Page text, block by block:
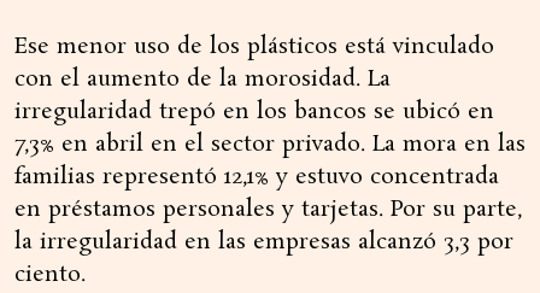
Ese menor uso de los plásticos está vinculado
con el aumento de la morosidad. La
irregularidad trepó en los bancos se ubicó en
7,3% en abril en el sector privado. La mora en las
familias representó 12,1% y estuvo concentrada
en préstamos personales y tarjetas. Por su parte,
la irregularidad en las empresas alcanzó 3,3 por
ciento.